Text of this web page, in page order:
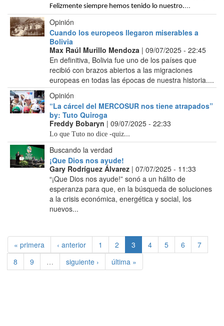
Felizmente siempre hemos tenido lo nuestro....
Opinión
Cuando los europeos llegaron miserables a
Bolivia
Max Raúl Murillo Mendoza | 09/07/2025 - 22:45
En definitiva, Bolivia fue uno de los países que
recibió con brazos abiertos a las migraciones
europeas en todas las épocas de nuestra historia....
Opinión
“La cárcel del MERCOSUR nos tiene atrapados”
by: Tuto Quiroga
Freddy Bobaryn | 09/07/2025 - 22:33
Lo que Tuto no dice -quiz...
Buscando la verdad
¡Que Dios nos ayude!
Gary Rodríguez Álvarez | 07/07/2025 - 11:33
“¡Que Dios nos ayude!” sonó a un hálito de
esperanza para que, en la búsqueda de soluciones
a la crisis económica, energética y social, los
nuevos...
« primera ‹ anterior 1 2 3 4 5 6
7
8
9 … siguiente › última »